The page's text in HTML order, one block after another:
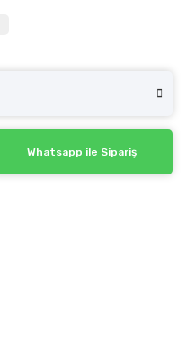
Whatsapp ile Sipariş